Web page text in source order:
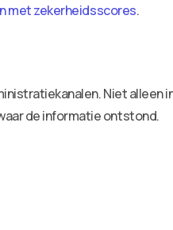
met zekerheidsscores.
Niet alleen
de informatie ontstond.